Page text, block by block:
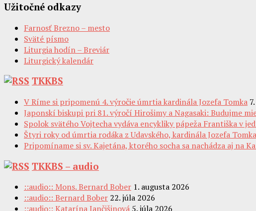
Užitočné odkazy
Farnosť Brezno – mesto
Sväté písmo
Liturgia hodín – Breviár
Liturgický kalendár
TKKBS
V Ríme si pripomenú 4. výročie úmrtia kardinála Jozefa Tomka
Japonskí biskupi pri 81. výročí Hirošimy a Nagasaki: Budujme
Spolok svätého Vojtecha vydáva encykliky pápeža Františka v
Štyri roky od úmrtia rodáka z Udavského, kardinála Jozefa Tomka
Pripomíname si sv. Kajetána, ktorého socha sa nachádza aj na
TKKBS – audio
::audio:: Mons. Bernard Bober 1. augusta 2026
::audio:: Bernard Bober 22. júla 2026
::audio:: Katarína Jančišinová 5. júla 2026